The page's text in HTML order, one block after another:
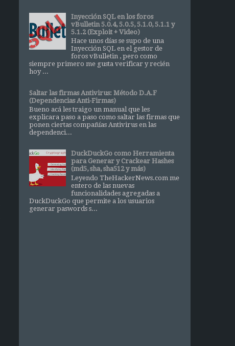
Inyección SQL en los foros
vBulletin 5.0.4, 5.0.5, 5.1.0, 5.1.1 y
5.1.2 (Exploit + Video)
Hace unos días se supo de una
Inyección SQL en el gestor de
foros vBulletin , pero como
siempre primero me gusta verificar y recién
hoy ...
Saltar las firmas Antivirus: Método D.A.F
(Dependencias Anti-Firmas)
Bueno acá les traigo un manual que les
explicara paso a paso como saltar las firmas que
ponen ciertas compañías Antivirus en las
dependenci...
DuckDuckGo como Herramienta
para Generar y Crackear Hashes
(md5, sha, sha512 y más)
Leyendo TheHackerNews.com me
entero de las nuevas
funcionalidades agregadas a
DuckDuckGo que permite a los usuarios
generar paswords s...